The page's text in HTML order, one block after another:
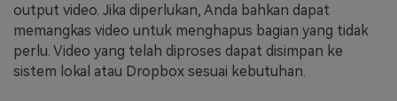
output video. Jika diperlukan, Anda bahkan dapat
memangkas video untuk menghapus bagian yang tidak
perlu. Video yang telah diproses dapat disimpan ke
sistem lokal atau Dropbox sesuai kebutuhan.